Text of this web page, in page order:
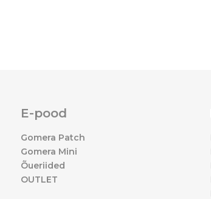
E-pood
Gomera Patch
Gomera Mini
Õueriided
OUTLET